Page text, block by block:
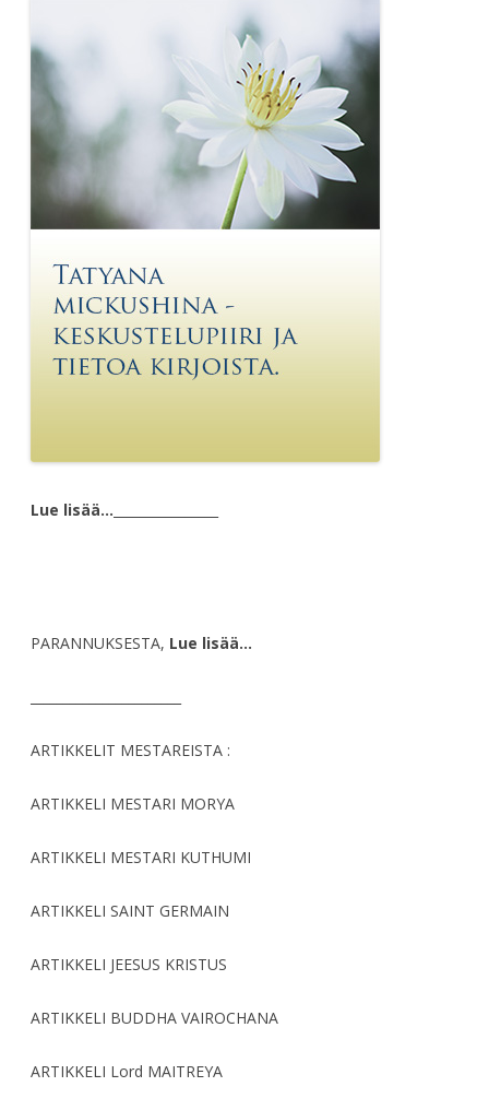
Lue lisää…
PARANNUKSESTA, Lue lisää…
ARTIKKELIT MESTAREISTA :
ARTIKKELI MESTARI MORYA
ARTIKKELI MESTARI KUTHUMI
ARTIKKELI SAINT GERMAIN
ARTIKKELI JEESUS KRISTUS
ARTIKKELI BUDDHA VAIROCHANA
ARTIKKELI Lord MAITREYA